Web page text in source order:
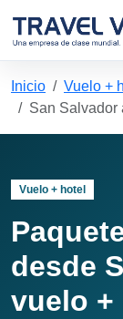
Inicio Vuelo +
San Salvador
Vuelo + hotel
desde
vuelo +